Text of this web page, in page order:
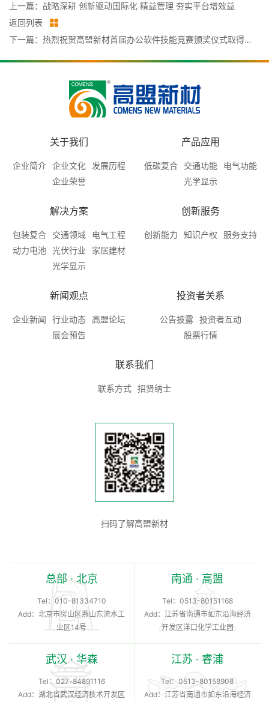
上一篇：战略深耕 创新驱动国际化 精益管理 夯实平台增效益
返回列表
下一篇：热烈祝贺高盟新材首届办公软件技能竞赛颁奖仪式取得圆满成功
关于我们
企业简介 企业文化
发展历程
企业荣誉
产品应用
低碳复合 交通功能
电气功能
光学显示
解决方案
包装复合 交通领域
电气工程
动力电池
光伏行业
家居建材
光学显示
创新服务
创新能力 知识产权 服务支持
新闻观点
企业新闻 行业动态
高盟论坛
展会预告
投资者关系
公告披露
投资者互动
股票行情
联系我们
联系方式 招贤纳士
扫码了解高盟新材
总部 · 北京
Tel： 010-81334710
Add：北京市房山区燕山东流水工
业区14号
南通 · 高盟
Tel： 0513-80151168
Add：江苏省南通市如东沿海经济
开发区洋口化学工业园
武汉 · 华森
Tel： 027-84891116
Add：湖北省武汉经济技术开发区
江苏 · 睿浦
Tel： 0513-80158908
Add：江苏省南通市如东沿海经济